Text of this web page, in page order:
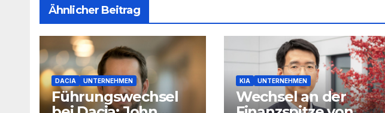
Ähnlicher Beitrag
DACIA UNTERNEHMEN
Führungswechsel
KIA UNTERNEHMEN
Wechsel an der